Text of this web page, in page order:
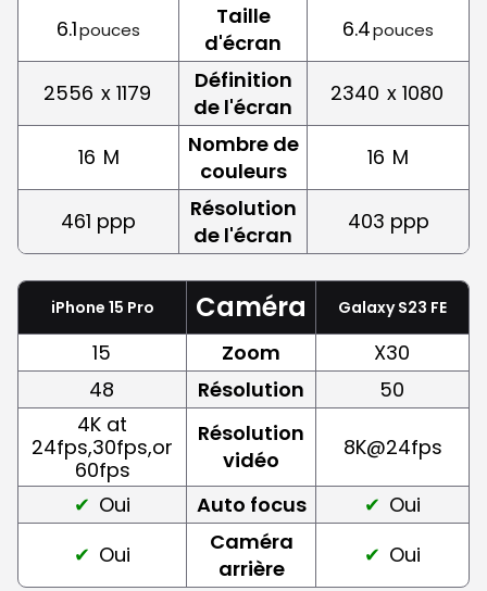
6.1pouces
Taille
d'écran
6.4pouces
2556 x 1179
Définition
de l'écran
2340 x 1080
16 M
Nombre de
couleurs
16 M
461 ppp
Résolution
de l'écran
403 ppp
iPhone 15 Pro Caméra Galaxy S23 FE
15 Zoom
X30
48
Résolution
50
4K at
24fps,30fps,or
60fps
Résolution
vidéo
8K@24fps
Oui Auto focus
Oui
Oui
Caméra
arrière
Oui